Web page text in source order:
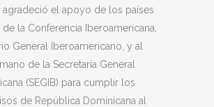
agradeció el apoyo de los países
la Conferencia Iberoamericana,
General Iberoamericano, y al
de la Secretaría General
(SEGIB) para cumplir los
de República Dominicana al